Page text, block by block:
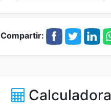
Compartir:
Calculadora